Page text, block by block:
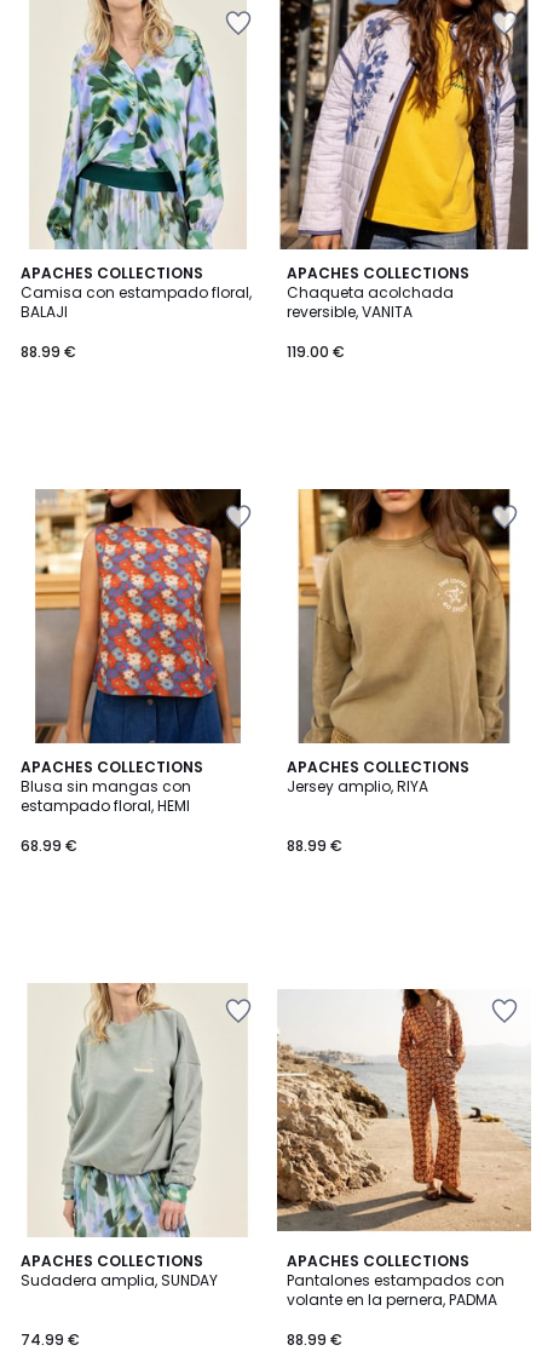
APACHES COLLECTIONS
Camisa con estampado floral,
BALAJI
88.99 €
APACHES COLLECTIONS
Chaqueta acolchada
reversible, VANITA
119.00 €
APACHES COLLECTIONS
Blusa sin mangas con
estampado floral, HEMI
68.99 €
APACHES COLLECTIONS
Jersey amplio, RIYA
88.99 €
APACHES COLLECTIONS
Sudadera amplia, SUNDAY
74.99 €
APACHES COLLECTIONS
Pantalones estampados con
volante en la pernera, PADMA
88.99 €